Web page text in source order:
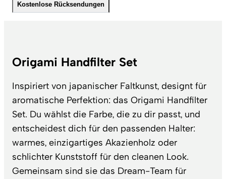
Kostenlose Rücksendungen
Origami Handfilter Set
Inspiriert von japanischer Faltkunst, designt für
aromatische Perfektion: das Origami Handfilter
Set. Du wählst die Farbe, die zu dir passt, und
entscheidest dich für den passenden Halter:
warmes, einzigartiges Akazienholz oder
schlichter Kunststoff für den cleanen Look.
Gemeinsam sind sie das Dream-Team für